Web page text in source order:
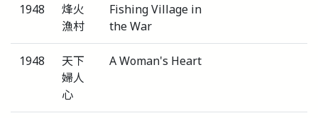
1948
烽火
漁村
Fishing Village in
the War
1948
天下
婦人
心
A Woman's Heart